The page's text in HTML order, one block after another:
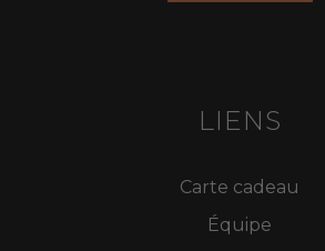
LIENS
Carte cadeau
Équipe